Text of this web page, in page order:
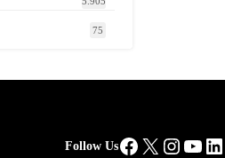
75
Follow UsFacebook
X